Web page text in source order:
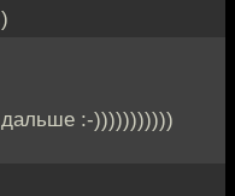
дальше :-)))))))))))